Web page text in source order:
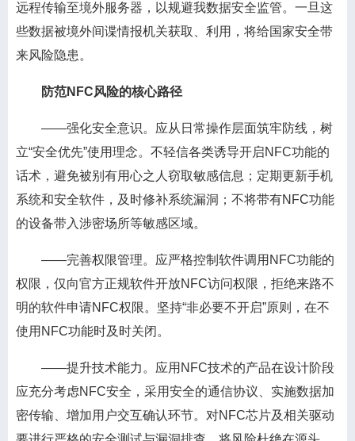
远程传输至境外服务器，以规避我数据安全监管。一旦这
些数据被境外间谍情报机关获取、利用，将给国家安全带
来风险隐患。
防范NFC风险的核心路径
——强化安全意识。应从日常操作层面筑牢防线，树
立“安全优先”使用理念。不轻信各类诱导开启NFC功能的
话术，避免被别有用心之人窃取敏感信息；定期更新手机
系统和安全软件，及时修补系统漏洞；不将带有NFC功能
的设备带入涉密场所等敏感区域。
——完善权限管理。应严格控制软件调用NFC功能的
权限，仅向官方正规软件开放NFC访问权限，拒绝来路不
明的软件申请NFC权限。坚持“非必要不开启”原则，在不
使用NFC功能时及时关闭。
——提升技术能力。应用NFC技术的产品在设计阶段
应充分考虑NFC安全，采用安全的通信协议、实施数据加
密传输、增加用户交互确认环节。对NFC芯片及相关驱动